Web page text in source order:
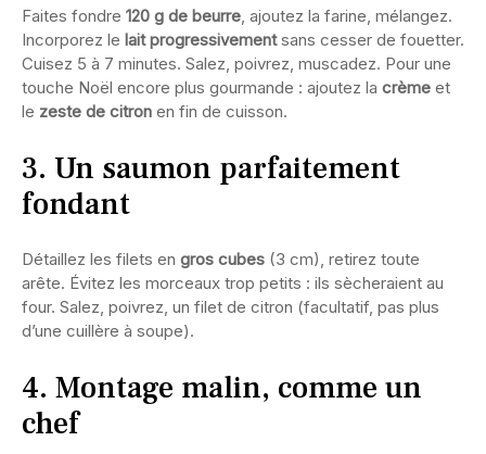
Faites fondre 120 g de beurre, ajoutez la farine, mélangez.
Incorporez le lait progressivementsans cesser de fouetter.
Cuisez 5 à 7 minutes. Salez, poivrez, muscadez. Pour une
touche Noël encore plus gourmande : ajoutez la crème et
le zeste de citron en fin de cuisson.
3. Un saumon parfaitement
fondant
Détaillez les filets en gros cubes (3 cm), retirez toute
arête. Évitez les morceaux trop petits : ils sècheraient au
four. Salez, poivrez, un filet de citron (facultatif, pas plus
d’une cuillère à soupe).
4. Montage malin, comme un
chef